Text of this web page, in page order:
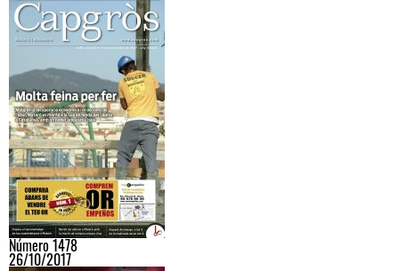
Número 1478
26/10/2017